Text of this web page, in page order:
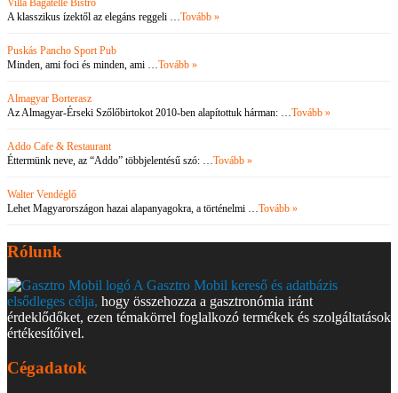
Villa Bagatelle Bistro
A klasszikus ízektől az elegáns reggeli …Tovább »
Puskás Pancho Sport Pub
Minden, ami foci és minden, ami …Tovább »
Almagyar Borterasz
Az Almagyar-Érseki Szőlőbirtokot 2010-ben alapítottuk hárman: …Tovább »
Addo Cafe & Restaurant
Éttermünk neve, az “Addo” többjelentésű szó: …Tovább »
Walter Vendéglő
Lehet Magyarországon hazai alapanyagokra, a történelmi …Tovább »
Rólunk
A Gasztro Mobil kereső és adatbázis
elsődleges célja, hogy összehozza a gasztronómia iránt
érdeklődőket, ezen témakörrel foglalkozó termékek és szolgáltatások
értékesítőivel.
Cégadatok